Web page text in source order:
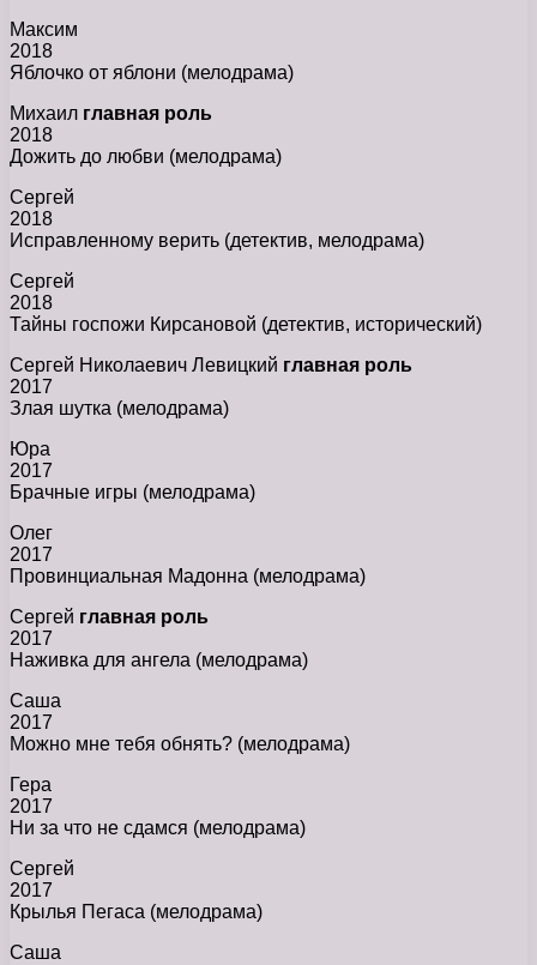
Максим
2018
Яблочко от яблони (мелодрама)
Михаил главная роль
2018
Дожить до любви (мелодрама)
Сергей
2018
Исправленному верить (детектив, мелодрама)
Сергей
2018
Тайны госпожи Кирсановой (детектив, исторический)
Сергей Николаевич Левицкий главная роль
2017
Злая шутка (мелодрама)
Юра
2017
Брачные игры (мелодрама)
Олег
2017
Провинциальная Мадонна (мелодрама)
Сергей главная роль
2017
Наживка для ангела (мелодрама)
Саша
2017
Можно мне тебя обнять? (мелодрама)
Гера
2017
Ни за что не сдамся (мелодрама)
Сергей
2017
Крылья Пегаса (мелодрама)
Саша